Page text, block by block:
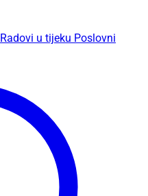
Radovi u tijeku Poslovni